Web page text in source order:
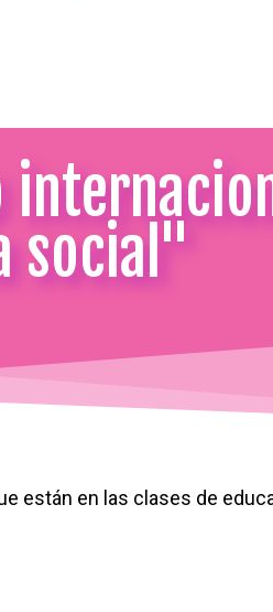
social"
están en las clases de